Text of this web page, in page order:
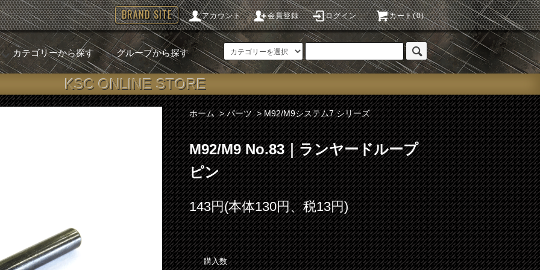
アカウント 会員登録 ログイン カート(0)
BRAND SITE
カテゴリーから探す グループから探す
KSC ONLINE STORE
ホーム >パーツ >M92/M9システム7 シリーズ
M92/M9 No.83｜ランヤードループ
ピン
143円(本体130円、税13円)
購入数